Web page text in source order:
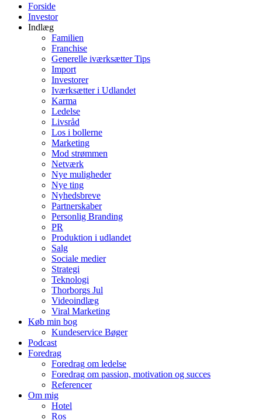
Forside
Investor
Indlæg
Familien
Franchise
Generelle iværksætter Tips
Import
Investorer
Iværksætter i Udlandet
Karma
Ledelse
Livsråd
Los i bollerne
Marketing
Mod strømmen
Netværk
Nye muligheder
Nye ting
Nyhedsbreve
Partnerskaber
Personlig Branding
PR
Produktion i udlandet
Salg
Sociale medier
Strategi
Teknologi
Thorborgs Jul
Videoindlæg
Viral Marketing
Køb min bog
Kundeservice Bøger
Podcast
Foredrag
Foredrag om ledelse
Foredrag om passion, motivation og succes
Referencer
Om mig
Hotel
Ros